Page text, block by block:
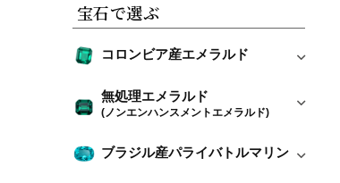
宝石で選ぶ
コロンビア産エメラルド
無処理エメラルド
(ノンエンハンスメントエメラルド)
ブラジル産パライバトルマリン